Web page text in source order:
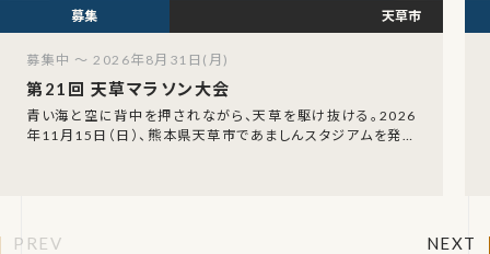
第21回 天草マラソン大会
青い海と空に背中を押されながら、天草を駆け抜ける。2026
年11月15日（日）、熊本県天草市であましんスタジアムを発着
天草市
募集中 ～ 2026年8月31日(月)
PREV NEXT